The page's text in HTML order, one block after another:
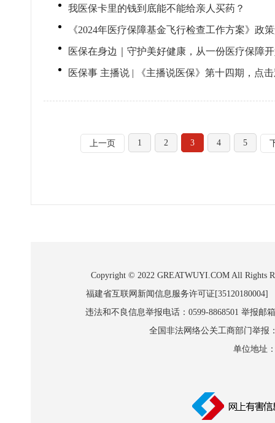
我医保卡里的钱到底能不能给亲人买药？
《2024年医疗保障基金飞行检查工作方案》政
医保在身边｜守护美好健康，从一份医疗保障
医保事 主播说 | 《主播说医保》第十四期，点
上一页 1 2 3 4 5
Copyright © 2022 GREATWUYI.COM All Rights
福建省互联网新闻信息服务许可证
违法和不良信息举报电话：0599-8868501 举报邮
全国非法网络公关工商部门举报
单位地址